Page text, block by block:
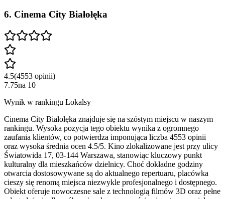
6. Cinema City Białołęka
4.5(4553 opinii)
7.75na 10
Wynik w rankingu Lokalsy
Cinema City Białołęka znajduje się na szóstym miejscu w naszym
rankingu. Wysoka pozycja tego obiektu wynika z ogromnego
zaufania klientów, co potwierdza imponująca liczba 4553 opinii
oraz wysoka średnia ocen 4.5/5. Kino zlokalizowane jest przy ulicy
Światowida 17, 03-144 Warszawa, stanowiąc kluczowy punkt
kulturalny dla mieszkańców dzielnicy. Choć dokładne godziny
otwarcia dostosowywane są do aktualnego repertuaru, placówka
cieszy się renomą miejsca niezwykle profesjonalnego i dostępnego.
Obiekt oferuje nowoczesne sale z technologią filmów 3D oraz pełne